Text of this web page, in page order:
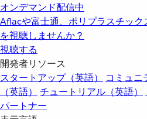
オンデマンド配信中
Aflacや富士通、ポリプラスチッ
を視聴しませんか？
視聴する
開発者リソース
スタートアップ（英語）
コミュニ
（英語）
チュートリアル（英語）
パートナー